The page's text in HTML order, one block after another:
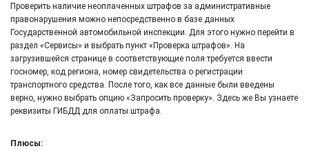
Проверить наличие неоплаченных штрафов за административные
правонарушения можно непосредственно в базе данных
Государственной автомобильной инспекции. Для этого нужно перейти в
раздел «Сервисы» и выбрать пункт «Проверка штрафов». На
загрузившейся странице в соответствующие поля требуется ввести
госномер, код региона, номер свидетельства о регистрации
транспортного средства. После того, как все данные были введены
верно, нужно выбрать опцию «Запросить проверку». Здесь же Вы узнаете
реквизиты ГИБДД для оплаты штрафа.
Плюсы: